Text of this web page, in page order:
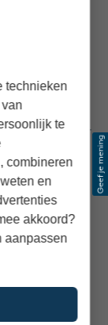
(SEO)
heb je niet
website hoger
Denk
en het type
Je leest hier
zzp’ers.
een
technieken
te
combineren
en
akkoord?
aanpassen